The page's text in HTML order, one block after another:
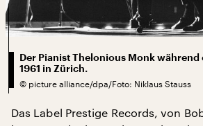
Der Pianist Thelonious Monk während
1961 in Zürich.
© picture alliance/dpa/Foto: Niklaus Stauss
Das Label Prestige Records, von